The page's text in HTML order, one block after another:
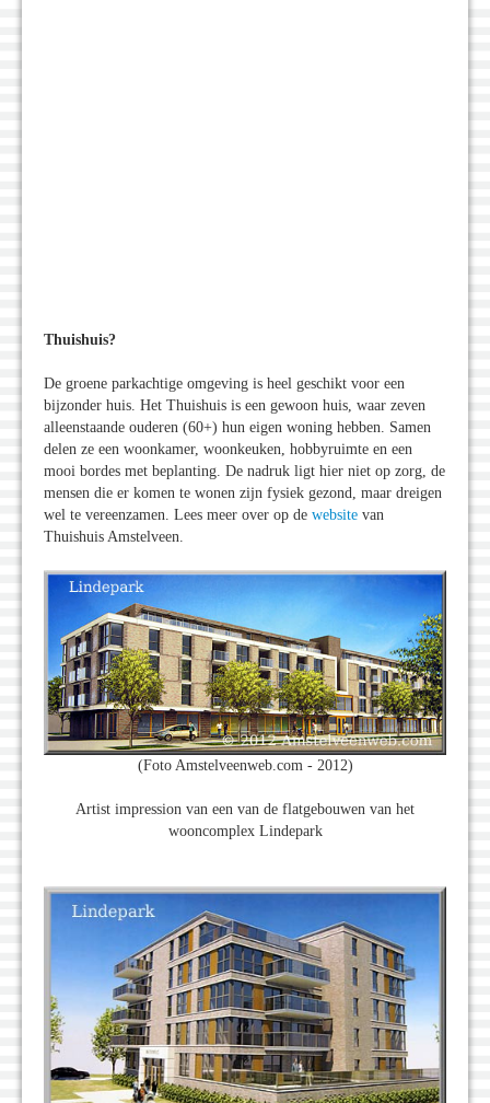
Thuishuis?
De groene parkachtige omgeving is heel geschikt voor een
bijzonder huis. Het Thuishuis is een gewoon huis, waar zeven
alleenstaande ouderen (60+) hun eigen woning hebben. Samen
delen ze een woonkamer, woonkeuken, hobbyruimte en een
mooi bordes met beplanting. De nadruk ligt hier niet op zorg, de
mensen die er komen te wonen zijn fysiek gezond, maar dreigen
wel te vereenzamen. Lees meer over op de website van
Thuishuis Amstelveen.
(Foto Amstelveenweb.com - 2012)
Artist impression van een van de flatgebouwen van het
wooncomplex Lindepark